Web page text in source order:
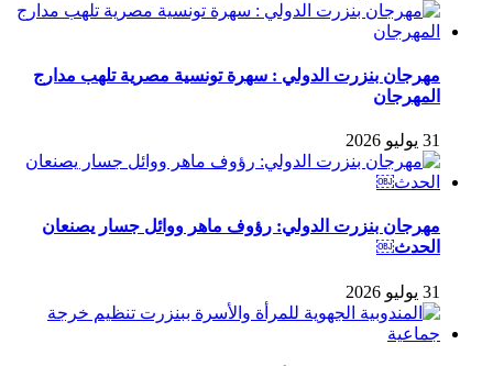
مهرجان بنزرت الدولي : سهرة تونسية مصرية تلهب مدارج
المهرجان
31 يوليو 2026
مهرجان بنزرت الدولي: رؤوف ماهر ووائل جسار يصنعان
الحدث￼
31 يوليو 2026